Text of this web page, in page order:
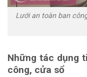
Lưới an toàn ban
Những tác dụng
công, cửa sổ